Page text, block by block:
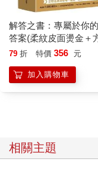
解答之書：專屬於你
答案(柔紋皮面燙金＋
線精裝)
79 折 特價 356 元
加入購物車
相關主題